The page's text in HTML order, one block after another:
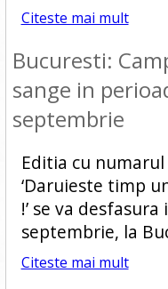
Citeste mai mult
Bucuresti:
sange in
septembrie
Editia cu
‘Daruieste timp
!’ se va
septembrie, la
Citeste mai mult